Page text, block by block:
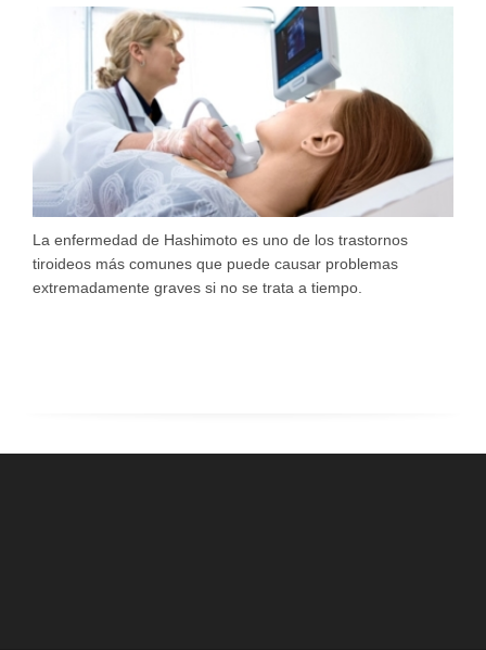
La enfermedad de Hashimoto es uno de los trastornos
tiroideos más comunes que puede causar problemas
extremadamente graves si no se trata a tiempo.